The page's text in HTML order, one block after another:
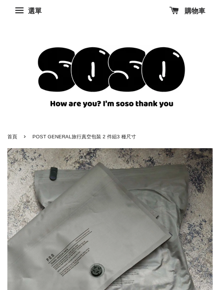
選單 購物車
首頁 › POST GENERAL旅行真空包裝 2 件組3 種尺寸